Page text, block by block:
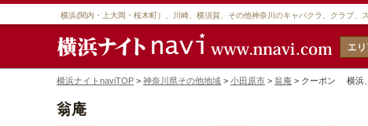
横浜(関内・上大岡・桜木町）、川崎、横須賀、その他神奈川のキャバクラ、クラブ、
横浜ナイトnaviTOP > 神奈川県その他地域 > 小田原市 > 翁庵 > クーポン 横浜
翁庵